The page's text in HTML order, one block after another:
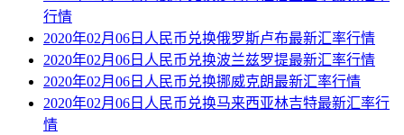
行情
2020年02月06日人民币兑换俄罗斯卢布最新汇率行情
2020年02月06日人民币兑换波兰兹罗提最新汇率行情
2020年02月06日人民币兑换挪威克朗最新汇率行情
2020年02月06日人民币兑换马来西亚林吉特最新汇率行
情